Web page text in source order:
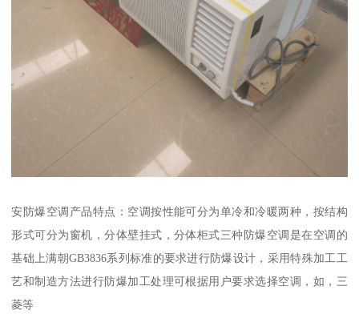
安防爆空调产品特点：空调按性能可分为单冷和冷暖两种，按结构
形式可分为窗机，分体壁挂式，分体柜式三种防爆空调是在空调的
基础上满朝GB3836系列标准的要求进行防爆设计，采用特殊加工工
艺和制造方法进行防爆加工处理可根据用户要求选择空调，如，三
菱等